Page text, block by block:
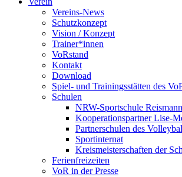
Vereins-News
Schutzkonzept
Vision / Konzept
Trainer*innen
VoRstand
Kontakt
Download
Spiel- und Trainingsstätten des
Schulen
NRW-Sportschule
Kooperationspartner Lise-
Partnerschulen des
Sportinternat
Kreismeisterschaften der
Ferienfreizeiten
VoR in der Presse